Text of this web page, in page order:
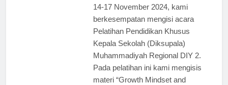
14-17 November 2024, kami
berkesempatan mengisi acara
Pelatihan Pendidikan Khusus
Kepala Sekolah (Diksupala)
Muhammadiyah Regional DIY 2.
Pada pelatihan ini kami mengisis
materi “Growth Mindset and